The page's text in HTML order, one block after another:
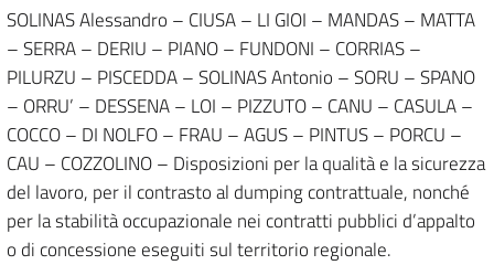
SOLINAS Alessandro – CIUSA – LI GIOI – MANDAS – MATTA
– SERRA – DERIU – PIANO – FUNDONI – CORRIAS –
PILURZU – PISCEDDA – SOLINAS Antonio – SORU – SPANO
– ORRU’ – DESSENA – LOI – PIZZUTO – CANU – CASULA –
COCCO – DI NOLFO – FRAU – AGUS – PINTUS – PORCU –
CAU – COZZOLINO – Disposizioni per la qualità e la sicurezza
del lavoro, per il contrasto al dumping contrattuale, nonché
per la stabilità occupazionale nei contratti pubblici d’appalto
o di concessione eseguiti sul territorio regionale.